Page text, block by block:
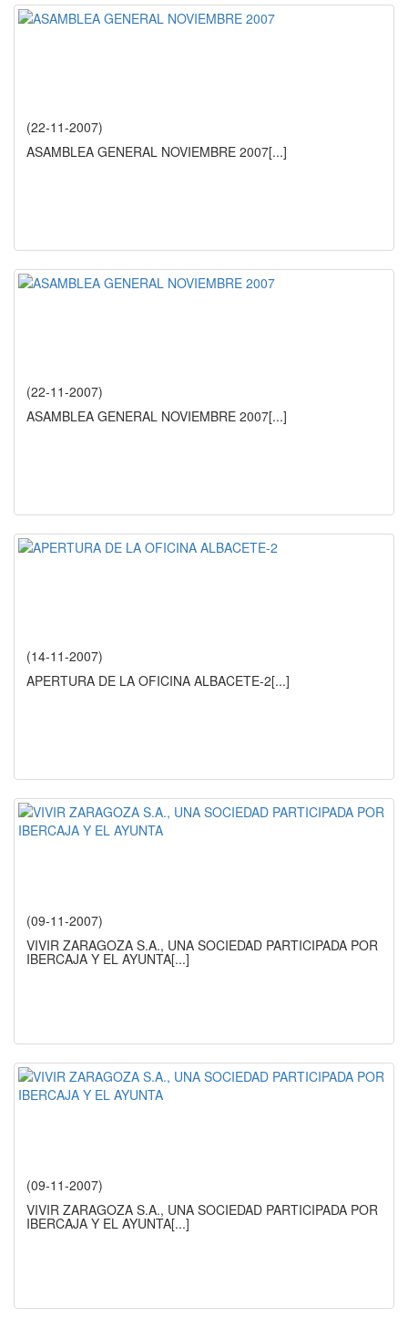
(22-11-2007)
ASAMBLEA GENERAL NOVIEMBRE 2007[...]
(22-11-2007)
ASAMBLEA GENERAL NOVIEMBRE 2007[...]
(14-11-2007)
APERTURA DE LA OFICINA ALBACETE-2[...]
(09-11-2007)
VIVIR ZARAGOZA S.A., UNA SOCIEDAD PARTICIPADA POR
IBERCAJA Y EL AYUNTA[...]
(09-11-2007)
VIVIR ZARAGOZA S.A., UNA SOCIEDAD PARTICIPADA POR
IBERCAJA Y EL AYUNTA[...]